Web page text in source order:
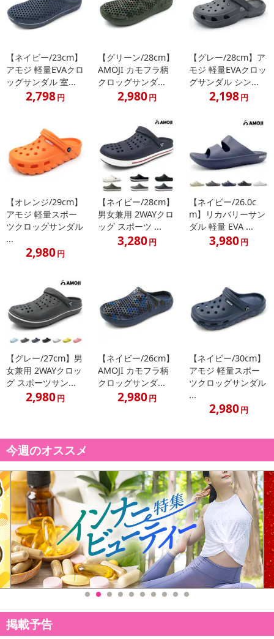
「サイズ」：当サンダルでは通常サイズ仕上げ、幅広や甲が高い方
に、アップサイズにおススメです。
「特徴」：革新技術で、通気性を維持しながら、優れた軽さを実
現！片足わずか0.11kg
「使用シーン」：シンプルなデザインにより、室内にを限らず、外
出への使用性も高い「サンダル」
・原産国（最終加工地）：中国
・原材料/材質/素材：特製樹脂
・商品カラー：アーミーグリーン
・注意事項：
※本商品はAmazon倉庫より発送されるため、配送はAmazonの
【ネイビー/23cm】
アモジ 軽量EVAクロ
ッグサンダル 室...
2,798円
【グリーン/28cm】
AMOJI カモフラ柄
クロッグサンダ...
2,980円
【グレー/28cm】ア
モジ 軽量EVAクロッ
グサンダル シン...
2,198円
【オレンジ/29cm】
アモジ 軽量スポー
ツクロッグサンダル
...
2,980円
【ネイビー/28cm】
男女兼用 2WAYクロ
ッグ スポーツ ...
3,280円
【ネイビー/26.0c
m】リカバリーサン
ダル 軽量 EVA ...
3,980円
【グレー/27cm】男
女兼用 2WAYクロッ
グ スポーツサン...
2,980円
【ネイビー/26cm】
AMOJI カモフラ柄
クロッグサンダ...
2,980円
【ネイビー/30cm】
アモジ 軽量スポー
ツクロッグサンダル
...
2,980円
今週のオススメ
掲載予告